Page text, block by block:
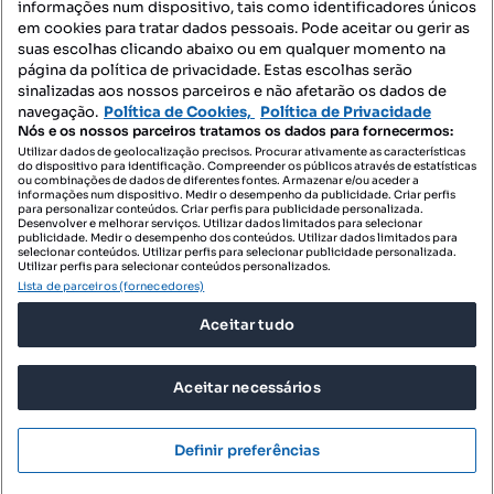
Mapa do Site
Contacte-nos
SIGA-NOS:
DESCARREGAR NA:
© 2026 Imovirtual.com, OLX Portugal, S.A.
TERMOS DE UTILIZAÇÃO
POLÍTICA DE PRIVACIDADE
CONFIGURAÇÕES DE PRIVACIDADE
informações num dispositivo, tais como identificadores únicos
em cookies para tratar dados pessoais. Pode aceitar ou gerir as
suas escolhas clicando abaixo ou em qualquer momento na
página da política de privacidade. Estas escolhas serão
sinalizadas aos nossos parceiros e não afetarão os dados de
navegação. Política de Cookies, Política de Privacidade
Nós e os nossos parceiros tratamos os dados para fornecermos:
Utilizar dados de geolocalização precisos. Procurar ativamente as características
do dispositivo para identificação. Compreender os públicos através de estatísticas
ou combinações de dados de diferentes fontes. Armazenar e/ou aceder a
informações num dispositivo. Medir o desempenho da publicidade. Criar perfis
para personalizar conteúdos. Criar perfis para publicidade personalizada.
Desenvolver e melhorar serviços. Utilizar dados limitados para selecionar
publicidade. Medir o desempenho dos conteúdos. Utilizar dados limitados para
selecionar conteúdos. Utilizar perfis para selecionar publicidade personalizada.
Utilizar perfis para selecionar conteúdos personalizados.
Lista de parceiros (fornecedores)
Aceitar tudo
Aceitar necessários
Definir preferências